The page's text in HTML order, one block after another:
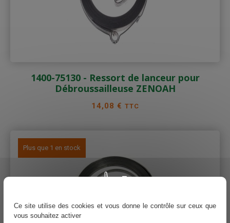
1400-75130 - Ressort de lanceur pour
Débroussailleuse ZENOAH
Prix
14,08 € TTC
Plus que 1 en stock
Ce site utilise des cookies et vous donne le contrôle sur ceux que
vous souhaitez activer